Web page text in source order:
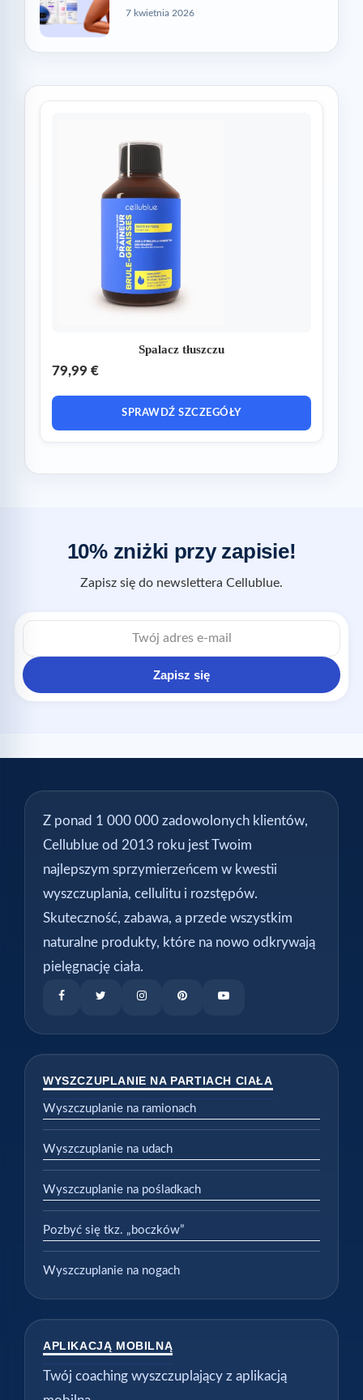
7 kwietnia 2026
Spalacz tłuszczu
79,99 €
SPRAWDŹ SZCZEGÓŁY
10% zniżki przy zapisie!
Zapisz się do newslettera Cellublue.
Zapisz się
Z ponad 1 000 000 zadowolonych klientów,
Cellublue od 2013 roku jest Twoim
najlepszym sprzymierzeńcem w kwestii
wyszczuplania, cellulitu i rozstępów.
Skuteczność, zabawa, a przede wszystkim
naturalne produkty, które na nowo odkrywają
pielęgnację ciała.
WYSZCZUPLANIE NA PARTIACH CIAŁA
Wyszczuplanie na ramionach
Wyszczuplanie na udach
Wyszczuplanie na pośladkach
Pozbyć się tkz. „boczków”
Wyszczuplanie na nogach
APLIKACJĄ MOBILNĄ
Twój coaching wyszczuplający z aplikacją